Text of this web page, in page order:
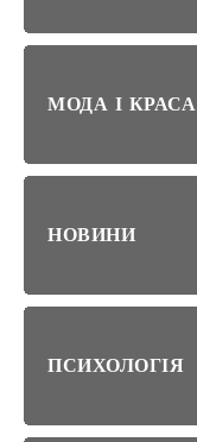
МОДА І КРАСА
НОВИНИ
ПСИХОЛОГІЯ